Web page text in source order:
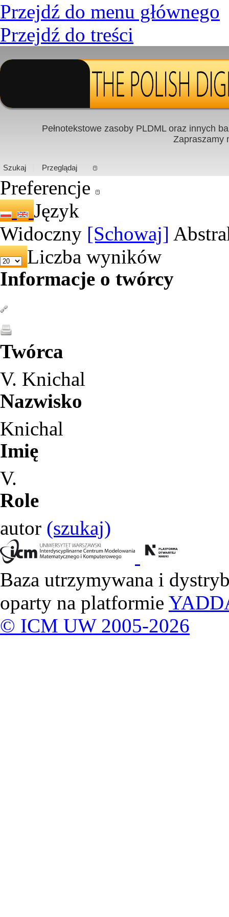
Przejdź do menu głównego
Przejdź do treści
Pełnotekstowe zasoby PLDML oraz innych
Zapraszamy
Szukaj Przeglądaj
Preferencje
Język
Widoczny [Schowaj]
Liczba wyników
Informacje o twórcy
Twórca
V. Knichal
Nazwisko
Knichal
Imię
V.
Role
autor (szukaj)
Baza utrzymywana i
oparty na platformie
© ICM UW 2005-2026